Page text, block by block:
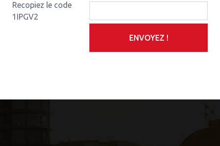
Recopiez le code
1IPGV2
ENVOYEZ !